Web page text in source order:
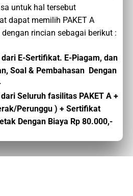
untuk hal tersebut
dapat memilih PAKET A
dengan rincian sebagai berikut :
dari E-Sertifikat. E-Piagam, dan
Soal & Pembahasan Dengan
Seluruh fasilitas PAKET A +
Perunggu ) + Sertifikat
Dengan Biaya Rp 80.000,-